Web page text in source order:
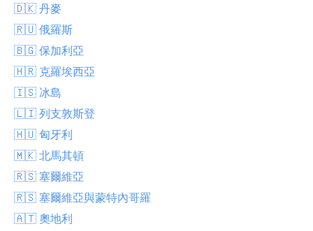
🇩🇰 丹麥
🇷🇺 俄羅斯
🇧🇬 保加利亞
🇭🇷 克羅埃西亞
🇮🇸 冰島
🇱🇮 列支敦斯登
🇭🇺 匈牙利
🇲🇰 北馬其頓
🇷🇸 塞爾維亞
🇷🇸 塞爾維亞與蒙特內哥羅
🇦🇹 奧地利